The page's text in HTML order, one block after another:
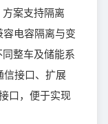
案支持隔离
电容隔离与变
整车及储能系
信接口、扩展
口，便于实现